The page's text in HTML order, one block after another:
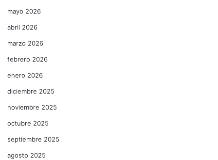
mayo 2026
abril 2026
marzo 2026
febrero 2026
enero 2026
diciembre 2025
noviembre 2025
octubre 2025
septiembre 2025
agosto 2025